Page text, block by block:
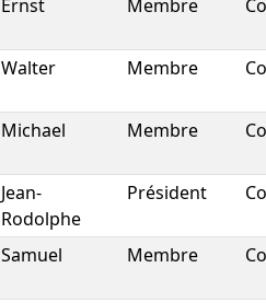
Ernst Membre
Walter Membre
Michael Membre
Jean-
Rodolphe
Président
Samuel Membre